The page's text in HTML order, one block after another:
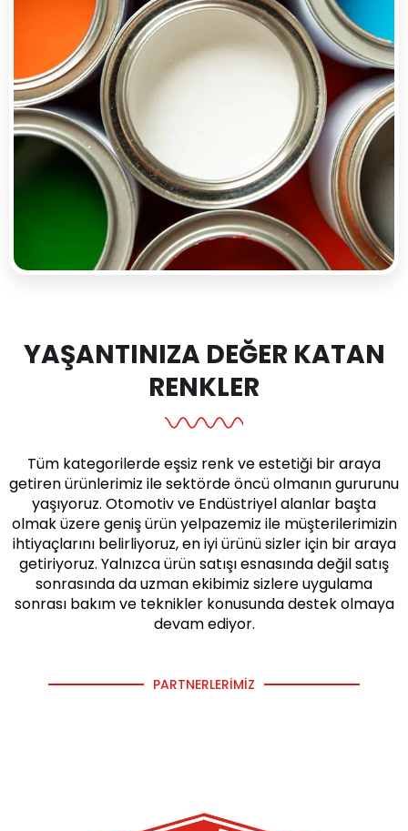
YAŞANTINIZA DEĞER KATAN
RENKLER
Tüm kategorilerde eşsiz renk ve estetiği bir araya
getiren ürünlerimiz ile sektörde öncü olmanın gururunu
yaşıyoruz. Otomotiv ve Endüstriyel alanlar başta
olmak üzere geniş ürün yelpazemiz ile müşterilerimizin
ihtiyaçlarını belirliyoruz, en iyi ürünü sizler için bir araya
getiriyoruz. Yalnızca ürün satışı esnasında değil satış
sonrasında da uzman ekibimiz sizlere uygulama
sonrası bakım ve teknikler konusunda destek olmaya
devam ediyor.
PARTNERLERIMIZ